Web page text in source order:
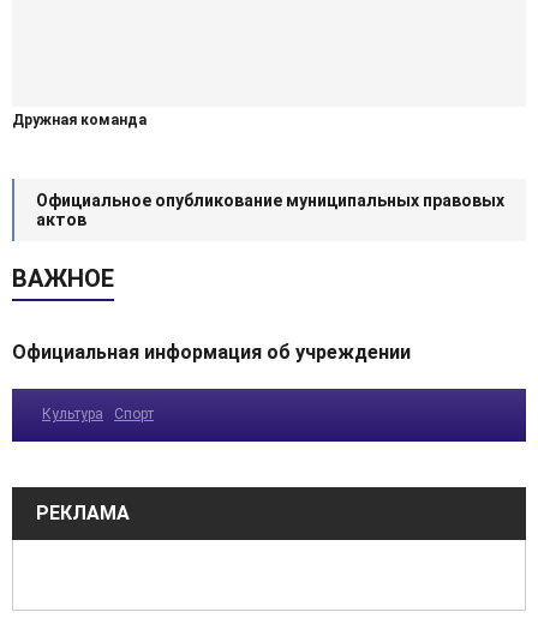
Дружная команда
Официальное опубликование муниципальных правовых
актов
ВАЖНОЕ
Официальная информация об учреждении
Культура Спорт
РЕКЛАМА